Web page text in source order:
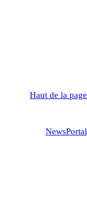
Haut de la page
NewsPortal